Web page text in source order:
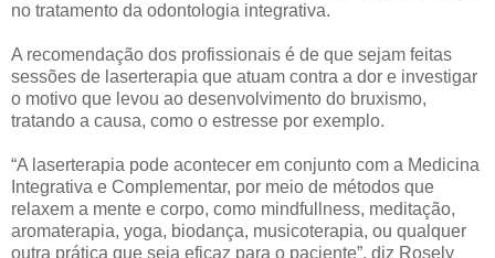
no tratamento da odontologia integrativa.
A recomendação dos profissionais é de que sejam feitas
sessões de laserterapia que atuam contra a dor e investigar
o motivo que levou ao desenvolvimento do bruxismo,
tratando a causa, como o estresse por exemplo.
“A laserterapia pode acontecer em conjunto com a Medicina
Integrativa e Complementar, por meio de métodos que
relaxem a mente e corpo, como mindfullness, meditação,
aromaterapia, yoga, biodança, musicoterapia, ou qualquer
outra prática que seja eficaz para o paciente”, diz Rosely